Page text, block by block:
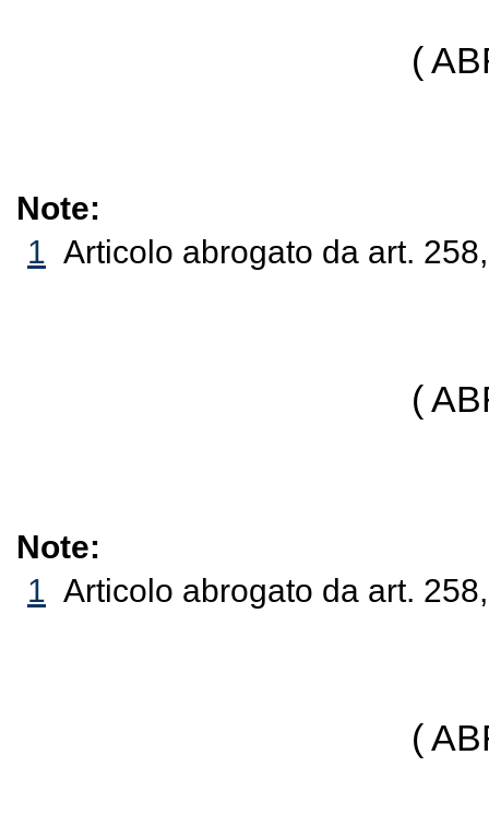
(
Note:
1 Articolo abrogato da art.
(
Note:
1 Articolo abrogato da art.
(